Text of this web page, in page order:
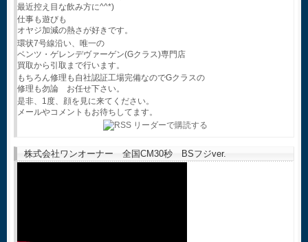
最近控え目な飲み方に^^*)
仕事も遊びも
オヤジ加減の熱さが好きです。
環状7号線沿い、唯一の
ベンツ・ゲレンデヴァーゲン(Gクラス)専門店
買取から引取まで行います。
もちろん修理も自社認証工場完備なのでGクラスの
修理も勿論 お任せ下さい。
是非、1度、顔を見に来てください。
メールやコメントもお待ちしてます。
株式会社ワンオーナー 全国CM30秒 BSフジver.